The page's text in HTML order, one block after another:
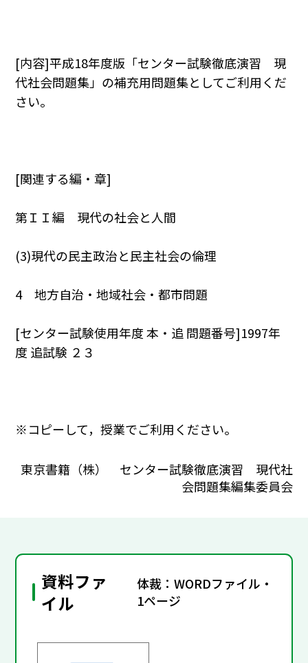
[内容]平成18年度版「センター試験徹底演習 現
代社会問題集」の補充用問題集としてご利用くだ
さい。
[関連する編・章]
第ＩＩ編 現代の社会と人間
(3)現代の民主政治と民主社会の倫理
4 地方自治・地域社会・都市問題
[センター試験使用年度 本・追 問題番号]1997年
度 追試験 ２３
※コピーして，授業でご利用ください。
東京書籍（株） センター試験徹底演習 現代社
会問題集編集委員会
資料ファ
イル
体裁：WORDファイル・
1ページ